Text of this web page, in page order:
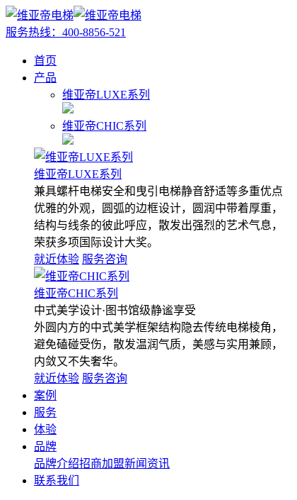
服务热线： 400-8856-521
首页
产品
维亚帝LUXE系列
维亚帝CHIC系列
维亚帝LUXE系列
兼具螺杆电梯安全和曳引电梯静音舒适等多重优点
优雅的外观，圆弧的边框设计，圆润中带着厚重，
结构与线条的彼此呼应，散发出强烈的艺术气息，
荣获多项国际设计大奖。
就近体验 服务咨询
维亚帝CHIC系列
中式美学设计·图书馆级静谧享受
外圆内方的中式美学框架结构隐去传统电梯棱角，
避免磕碰受伤，散发温润气质，美感与实用兼顾，
内敛又不失奢华。
就近体验 服务咨询
案例
服务
体验
品牌
品牌介绍招商加盟新闻资讯
联系我们